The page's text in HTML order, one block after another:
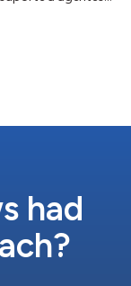
"Os
e os
had